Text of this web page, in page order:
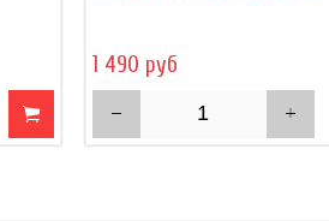
1 490 руб